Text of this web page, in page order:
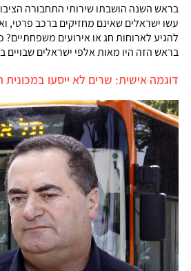
בראש השנה הושבתו שירותי התחבורה
עשו ישראלים שאינם מחזיקים ברכב פרטי,
להגיע לארוחות חג או אירועים משפחתיים?
בראש הזה היו מאות אלפי ישראלים שבויים
דוגמה אישית: שרים לא ייסעו במכונית